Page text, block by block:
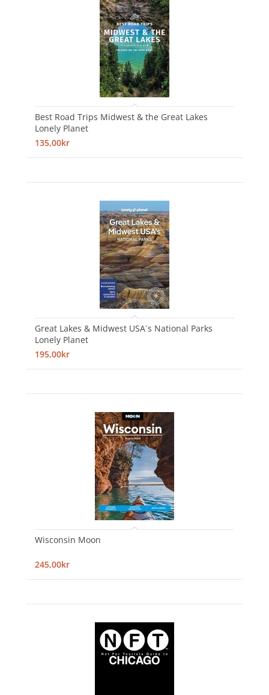
Best Road Trips Midwest & the Great Lakes
Lonely Planet
135,00kr
Great Lakes & Midwest USA´s National Parks
Lonely Planet
195,00kr
Wisconsin Moon
245,00kr